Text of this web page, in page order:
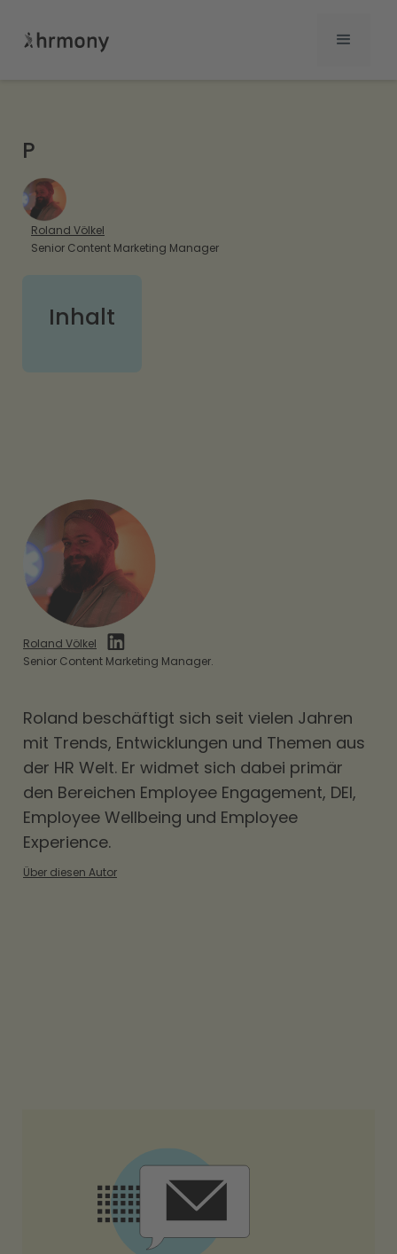
P
Roland Völkel
Senior Content Marketing Manager
Inhalt
Roland Völkel
Senior Content Marketing Manager.
Roland beschäftigt sich seit vielen Jahren
mit Trends, Entwicklungen und Themen aus
der HR Welt. Er widmet sich dabei primär
den Bereichen Employee Engagement, DEI,
Employee Wellbeing und Employee
Experience.
Über diesen Autor